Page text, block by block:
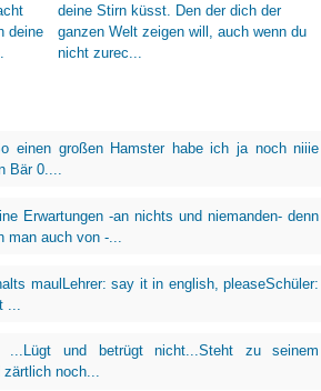
einen großen Hamster habe ich ja noch niiie
Bär 0....
Erwartungen -an nichts und niemanden- denn
auch von -...
maulLehrer: say it in english, pleaseSchüler:
und betrügt nicht...Steht zu seinem
zärtlich noch...